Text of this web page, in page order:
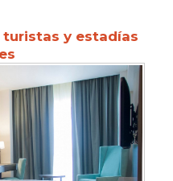
y estadías